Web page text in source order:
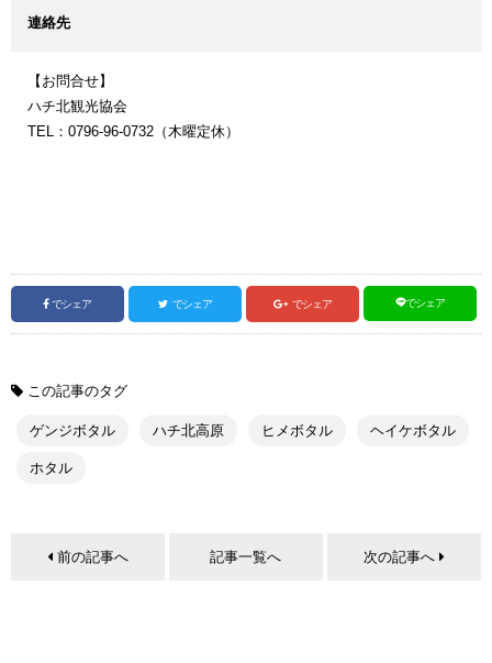
連絡先
【お問合せ】
ハチ北観光協会
TEL：0796-96-0732（木曜定休）
でシェア でシェア でシェア でシェア
この記事のタグ
ゲンジボタル ハチ北高原 ヒメボタル ヘイケボタル
ホタル
前の記事へ 記事一覧へ 次の記事へ